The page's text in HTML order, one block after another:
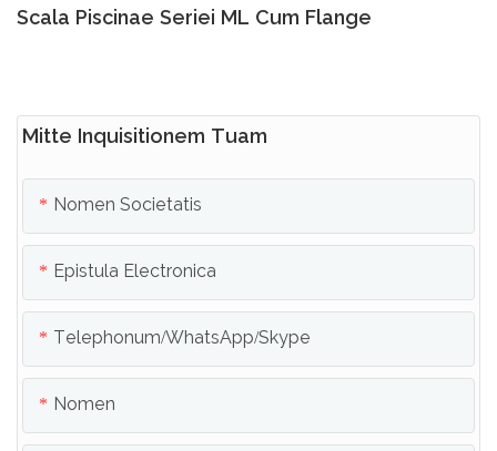
Mitte Inquisitionem Tuam
Nomen Societatis
Epistula Electronica
Telephonum/whatsApp/skype
Nomen
Scala Piscinae Seriei ML Cum Flange